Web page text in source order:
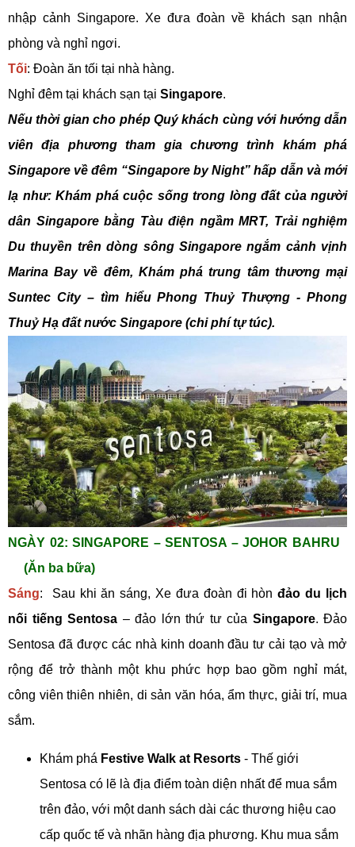
nhập cảnh Singapore. Xe đưa đoàn về khách sạn nhận
phòng và nghỉ ngơi.
Tối: Đoàn ăn tối tại nhà hàng.
Nghỉ đêm tại khách sạn tại Singapore.
Nếu thời gian cho phép Quý khách cùng với hướng dẫn
viên địa phương tham gia chương trình khám phá
Singapore về đêm “Singapore by Night” hấp dẫn và mới
lạ như: Khám phá cuộc sống trong lòng đất của người
dân Singapore bằng Tàu điện ngầm MRT, Trải nghiệm
Du thuyền trên dòng sông Singapore ngắm cảnh vịnh
Marina Bay về đêm, Khám phá trung tâm thương mại
Suntec City – tìm hiểu Phong Thuỷ Thượng - Phong
Thuỷ Hạ đất nước Singapore (chi phí tự túc).
NGÀY 02: SINGAPORE – SENTOSA – JOHOR BAHRU
(Ăn ba bữa)
Sáng: Sau khi ăn sáng, Xe đưa đoàn đi hònđảo du lịch
nối tiếng Sentosa – đảo lớn thứ tư của Singapore. Đảo
Sentosa đã được các nhà kinh doanh đầu tư cải tạo và mở
rộng để trở thành một khu phức hợp bao gồm nghỉ mát,
công viên thiên nhiên, di sản văn hóa, ẩm thực, giải trí, mua
sắm.
Khám phá Festive Walk at Resorts - Thế giới
Sentosa có lẽ là địa điểm toàn diện nhất để mua sắm
trên đảo, với một danh sách dài các thương hiệu cao
cấp quốc tế và nhãn hàng địa phương. Khu mua sắm